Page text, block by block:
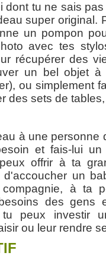
tu ne sais
super original.
un pompon
avec tes
récupérer des
un bel objet à
ou simplement
des sets de
à une personne
et fais-lui
offrir à ta
un
à ta
des gens
peux investir
ou leur rendre